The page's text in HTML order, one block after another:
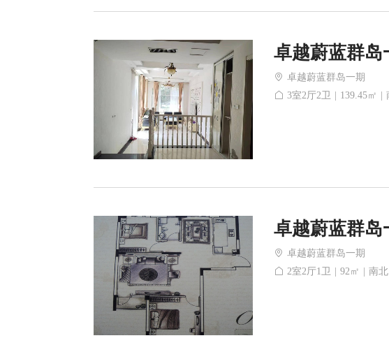
卓越蔚蓝群岛
卓越蔚蓝群岛一期
3室2厅2卫 | 139.45㎡ |
卓越蔚蓝群岛
卓越蔚蓝群岛一期
2室2厅1卫 | 92㎡ | 南